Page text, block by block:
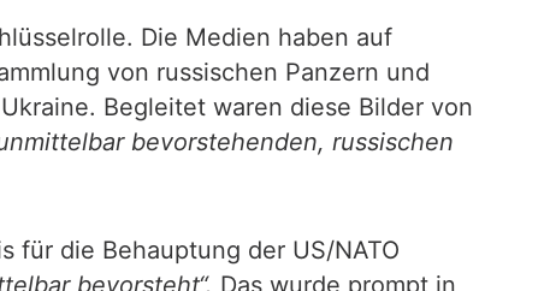
Die Medien haben auf
von russischen Panzern und
Begleitet waren diese Bilder von
bevorstehenden, russischen
für die Behauptung der US/NATO
bevorsteht“. Das wurde prompt in